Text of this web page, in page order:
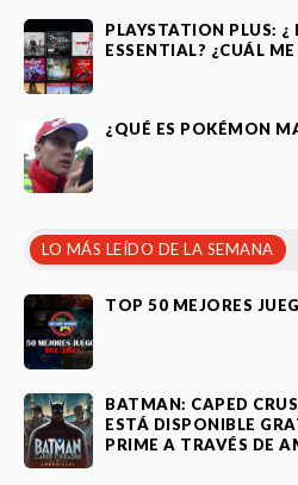
PLAYSTATION PLUS: ¿
ESSENTIAL? ¿CUÁL
¿QUÉ ES POKÉMON
LO MÁS LEÍDO DE LA SEMANA
TOP 50 MEJORES
BATMAN: CAPED
ESTÁ DISPONIBLE
PRIME A TRAVÉS DE